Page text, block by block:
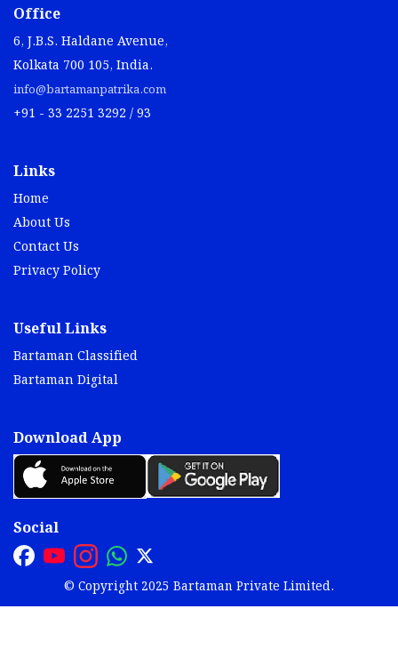
Office
6, J.B.S. Haldane Avenue,
Kolkata 700 105, India.
info@bartamanpatrika.com
+91 - 33 2251 3292 / 93
Links
Home
About Us
Contact Us
Privacy Policy
Useful Links
Bartaman Classified
Bartaman Digital
Download App
Social
© Copyright 2025 Bartaman Private Limited.